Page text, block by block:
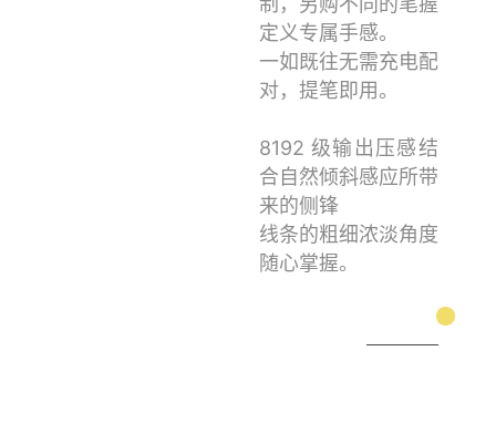
定义专属手感。
一如既往无需充电配
对，提笔即用。
8192 级输出压感结
合自然倾斜感应所带
来的侧锋
线条的粗细浓淡角度
随心掌握。